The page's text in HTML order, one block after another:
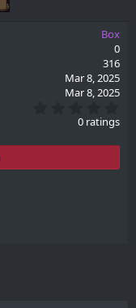
Box
0
316
Mar 8, 2025
Mar 8, 2025
.
0
t
0 ratings